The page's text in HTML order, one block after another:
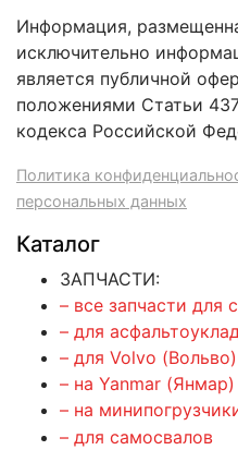
Информация,
исключительно
является публичной
положениями Статьи
кодекса Российской
Политика
персональных данных
Каталог
ЗАПЧАСТИ:
– все запчасти для
– для
– для Volvo (Вольво)
– на Yanmar (Янмар)
– на
– для самосвалов